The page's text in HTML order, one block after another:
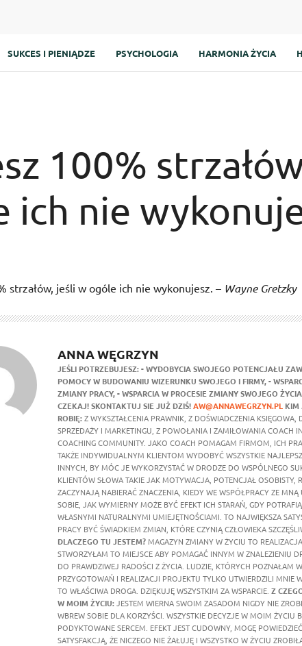
SUKCES I PIENIĄDZE PSYCHOLOGIA HARMONIA ŻYCIA
100%
ich nie
strzałów, jeśli w ogóle ich nie wykonujesz. – Wayne Gretzky
ANNA WĘGRZYN
JEŚLI POTRZEBUJESZ:- WYDOBYCIA SWOJEGO POTENCJAŁU
POMOCY W BUDOWANIU WIZERUNKU SWOJEGO I FIRMY,-
ZMIANY PRACY,- WSPARCIA W PROCESIE ZMIANY SWOJEGO
CZEKAJ! SKONTAKTUJ SIE JUŻ DZIŚ!AW@ANNAWEGRZYN.PL KIM
ROBIĘ:Z WYKSZTAŁCENIA PRAWNIK, Z DOŚWIADCZENIA KSIĘGOWA,
SPRZEDAŻY I MARKETINGU, Z POWOŁANIA I ZAMIŁOWANIA COACH
COACHING COMMUNITY. JAKO COACH POMAGAM FIRMOM, ICH
TAKŻE INDYWIDUALNYM KLIENTOM WYDOBYĆ WSZYSTKIE
INNYCH, BY MÓC JE WYKORZYSTAĆ W DRODZE DO WSPÓLNEGO
KLIENTÓW SŁOWA TAKIE JAK MOTYWACJA, POTENCJAŁ OSOBISTY,
ZACZYNAJĄ NABIERAĆ ZNACZENIA, KIEDY WE WSPÓŁPRACY ZE
SOBIE, JAK WYMIERNY MOŻE BYĆ EFEKT ICH STARAŃ, GDY
WŁASNYMI NATURALNYMI UMIEJĘTNOŚCIAMI. TO NAJWIĘKSZA
PRACY BYĆ ŚWIADKIEM ZMIAN, KTÓRE CZYNIĄ CZŁOWIEKA
DLACZEGO TU JESTEM?MAGAZYN ZMIANY W ŻYCIU TO
STWORZYŁAM TO MIEJSCE ABY POMAGAĆ INNYM W ZNALEZIENIU
DO PRAWDZIWEJ RADOŚCI Z ŻYCIA. LUDZIE, KTÓRYCH POZNAŁAM
PRZYGOTOWAŃ I REALIZACJI PROJEKTU TYLKO UTWIERDZILI MNIE
TO WŁAŚCIWA DROGA. DZIĘKUJĘ WSZYSTKIM ZA WSPARCIE. Z
W MOIM ŻYCIU:JESTEM WIERNA SWOIM ZASADOM NIGDY NIE
WBREW SOBIE DLA KORZYŚCI. WSZYSTKIE DECYZJE W MOIM ŻYCIU
PODYKTOWANE SERCEM. EFEKT JEST CUDOWNY, MOGĘ
SATYSFAKCJĄ, ŻE NICZEGO NIE ŻAŁUJĘ I WSZYSTKO W ŻYCIU